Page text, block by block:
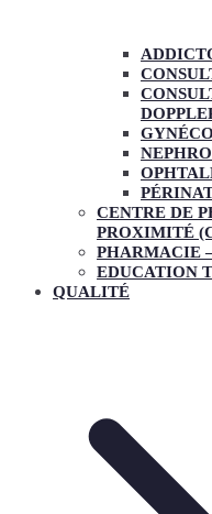
CENTRE DE
PROXIMITÉ
PHARMACIE
EDUCATION
QUALITÉ